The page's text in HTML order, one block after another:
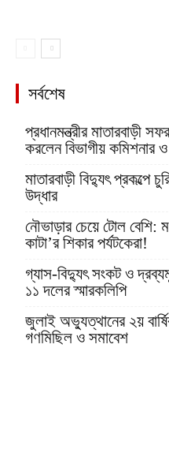
সর্বশেষ
প্রধানমন্ত্রীর মাতারবাড়ী
করলেন বিভাগীয় কমিশনার
মাতারবাড়ী বিদ্যুৎ প্রকল্পে
উদ্ধার
নৌভাড়ার চেয়ে টোল বেশি:
কাটা’র শিকার পর্যটকেরা!
গ্যাস-বিদ্যুৎ সংকট ও
১১ দলের স্মারকলিপি
জুলাই অভ্যুত্থানের ২য়
গণমিছিল ও সমাবেশ